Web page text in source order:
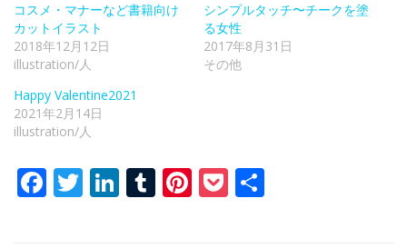
コスメ・マナーなど書籍向け
カットイラスト
2018年12月12日
illustration/人
シンプルタッチ〜チークを塗
る女性
2017年8月31日
その他
Happy Valentine2021
2021年2月14日
illustration/人
Facebook
Twitter
LinkedIn
Tumblr
Pinterest
Pocket